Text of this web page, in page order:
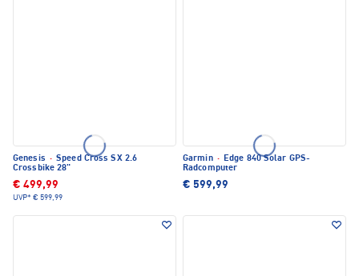
Genesis · Speed Cross SX 2.6
Crossbike 28"
€ 499,99
UVP* € 599,99
Garmin · Edge 840 Solar GPS-
Radcomputer
€ 599,99